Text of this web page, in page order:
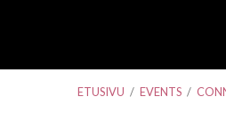
ETUSIVU / EVENTS /